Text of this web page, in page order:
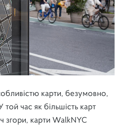
карти, безумовно,
той час як більшість карт
згори, карти WalkNYC